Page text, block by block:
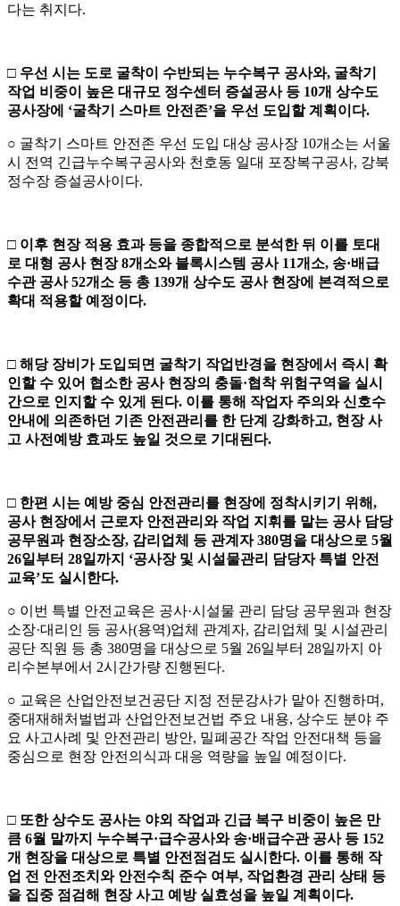
다는 취지다.
□ 우선 시는 도로 굴착이 수반되는 누수복구 공사와, 굴착기
작업 비중이 높은 대규모 정수센터 증설공사 등 10개 상수도
공사장에 ‘굴착기 스마트 안전존’을 우선 도입할 계획이다.
○ 굴착기 스마트 안전존 우선 도입 대상 공사장 10개소는 서울
시 전역 긴급누수복구공사와 천호동 일대 포장복구공사, 강북
정수장 증설공사이다.
□ 이후 현장 적용 효과 등을 종합적으로 분석한 뒤 이를 토대
로 대형 공사 현장8개소와 블록시스템 공사 11개소, 송·배급
수관 공사52개소 등 총 139개 상수도 공사 현장에 본격적으로
확대 적용할 예정이다.
□ 해당 장비가 도입되면 굴착기 작업반경을 현장에서 즉시 확
인할 수 있어 협소한 공사 현장의 충돌·협착 위험구역을 실시
간으로 인지할 수 있게 된다. 이를 통해 작업자 주의와 신호수
안내에 의존하던 기존 안전관리를 한 단계 강화하고, 현장 사
고 사전예방 효과도 높일 것으로 기대된다.
□ 한편 시는 예방 중심 안전관리를 현장에 정착시키기 위해,
공사 현장에서 근로자 안전관리와 작업 지휘를 맡는 공사 담당
공무원과 현장소장, 감리업체 등 관계자380명을 대상으로 5월
26일부터 28일까지 ‘공사장 및 시설물관리 담당자 특별 안전
교육’도 실시한다.
○ 이번 특별 안전교육은 공사·시설물 관리 담당 공무원과 현장
소장·대리인 등 공사(용역)업체 관계자, 감리업체 및 시설관리
공단 직원 등 총 380명을 대상으로 5월 26일부터 28일까지 아
리수본부에서 2시간가량 진행된다.
○ 교육은 산업안전보건공단 지정 전문강사가 맡아 진행하며,
중대재해처벌법과 산업안전보건법 주요 내용, 상수도 분야 주
요 사고사례 및 안전관리 방안, 밀폐공간 작업 안전대책 등을
중심으로 현장 안전의식과 대응 역량을 높일 예정이다.
□ 또한 상수도 공사는 야외 작업과 긴급 복구 비중이 높은 만
큼 6월 말까지 누수복구·급수공사와 송·배급수관 공사 등 152
개 현장을 대상으로 특별 안전점검도 실시한다. 이를 통해 작
업 전 안전조치와 안전수칙 준수 여부, 작업환경 관리 상태 등
을 집중 점검해 현장 사고 예방 실효성을 높일 계획이다.